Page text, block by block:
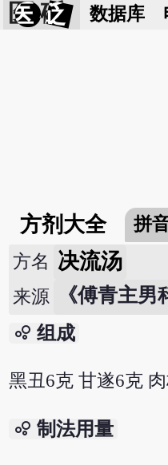
医 砭 数据库
方剂大全 拼
方名 决流汤
来源 《傅青主男
bubble_chart 组成
黑丑6克 甘遂6克
bubble_chart 制法用量